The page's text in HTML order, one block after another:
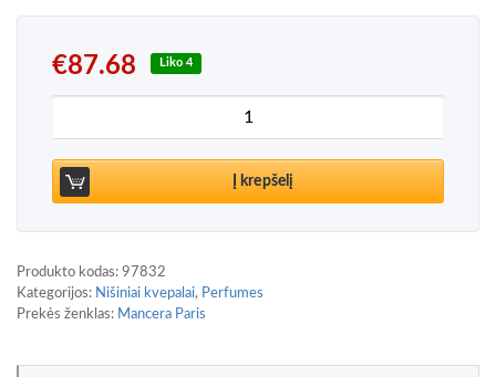
€87.68 Liko 4
produkto kiekis: Mancera Paris Gold Aoud Eau
Į krepšelį
Produkto kodas: 97832
Kategorijos: Nišiniai kvepalai, Perfumes
Prekės ženklas: Mancera Paris